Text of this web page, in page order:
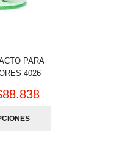
PARA
4026
88.838